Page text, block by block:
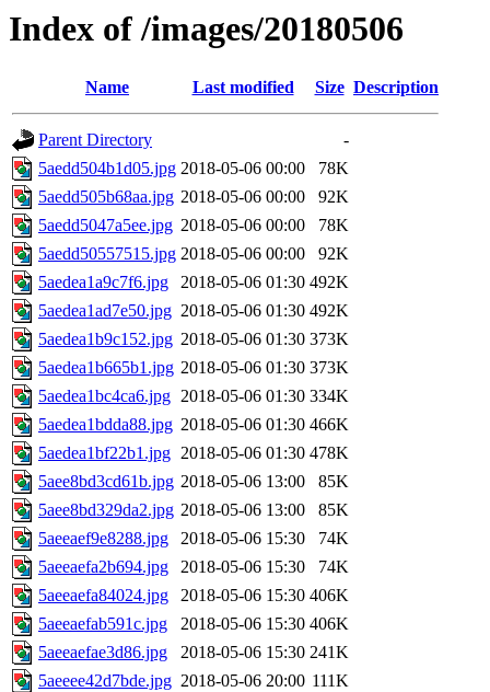
Index of /images/20180506
Name Last modified Size Description
Parent Directory
-
5aedd504b1d05.jpg 2018-05-06 00:00
78K
5aedd505b68aa.jpg 2018-05-06 00:00
92K
5aedd5047a5ee.jpg 2018-05-06 00:00
78K
5aedd50557515.jpg 2018-05-06 00:00
92K
5aedea1a9c7f6.jpg
2018-05-06 01:30 492K
5aedea1ad7e50.jpg 2018-05-06 01:30 492K
5aedea1b9c152.jpg 2018-05-06 01:30 373K
5aedea1b665b1.jpg 2018-05-06 01:30 373K
5aedea1bc4ca6.jpg 2018-05-06 01:30 334K
5aedea1bdda88.jpg 2018-05-06 01:30 466K
5aedea1bf22b1.jpg 2018-05-06 01:30 478K
5aee8bd3cd61b.jpg 2018-05-06 13:00
85K
5aee8bd329da2.jpg 2018-05-06 13:00
85K
5aeeaef9e8288.jpg
2018-05-06 15:30
74K
5aeeaefa2b694.jpg
2018-05-06 15:30
74K
5aeeaefa84024.jpg
2018-05-06 15:30 406K
5aeeaefab591c.jpg
2018-05-06 15:30 406K
5aeeaefae3d86.jpg
2018-05-06 15:30 241K
5aeeee42d7bde.jpg 2018-05-06 20:00 111K